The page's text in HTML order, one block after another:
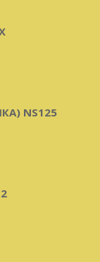
NS125